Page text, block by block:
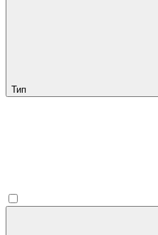
Тип